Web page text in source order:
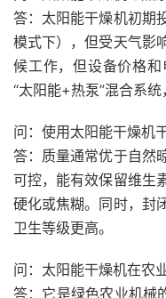
答：太阳能干燥机初期
模式下），但受天气影
候工作，但设备价格
“太阳能+热泵”混合系统
问：使用太阳能干燥机
答：质量通常优于自然
可控，能有效保留维生
硬化或焦糊。同时，封
卫生等级更高。
问：太阳能干燥机在农
答：它是绿色农业机械